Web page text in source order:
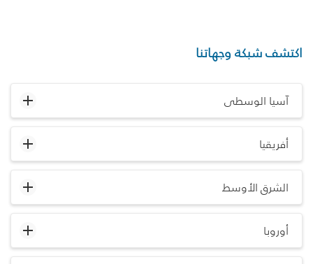
اكتشف شبكة وجهاتنا
آسيا الوسطى
أفريقيا
الشرق الأوسط
أوروبا